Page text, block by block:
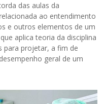
das aulas da
ao entendimento
e outros elementos de um
aplica teoria da disciplina
para projetar, a fim de
geral de um